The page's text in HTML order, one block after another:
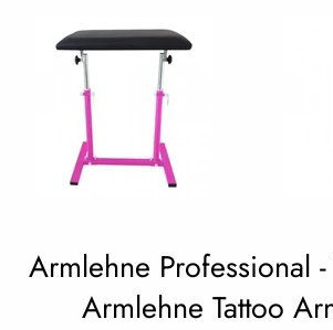
Armlehne Professional -
Armlehne Tattoo